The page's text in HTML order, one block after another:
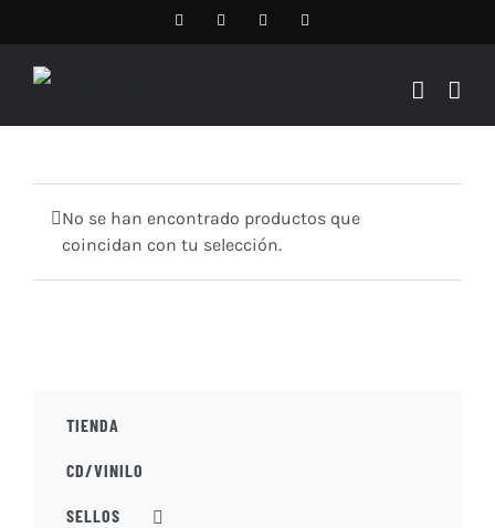
contenido
FacebookInstagram
No se han encontrado productos que
coincidan con tu selección.
TIENDA
CD/VINILO
SELLOS